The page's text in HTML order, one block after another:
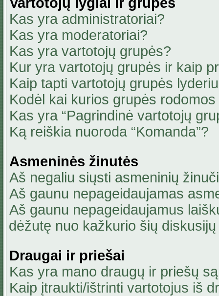
Kas yra administratoriai?
Kas yra moderatoriai?
Kas yra vartotojų grupės?
Kur yra vartotojų grupės ir kaip
Kaip tapti vartotojų grupės
Kodėl kai kurios grupės
Kas yra “Pagrindinė vartotojų
Ką reiškia nuoroda “Komanda”?
Asmeninės žinutės
Aš negaliu siųsti asmeninių
Aš gaunu nepageidaujamas
Aš gaunu nepageidaujamus
dėžutę nuo kažkurio šių
Draugai ir priešai
Kas yra mano draugų ir priešų
Kaip įtraukti/ištrinti vartotojus iš